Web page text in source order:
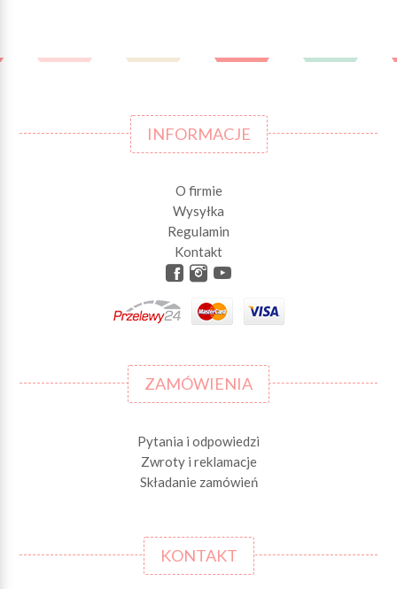
INFORMACJE
O firmie
Wysyłka
Regulamin
Kontakt
ZAMÓWIENIA
Pytania i odpowiedzi
Zwroty i reklamacje
Składanie zamówień
KONTAKT